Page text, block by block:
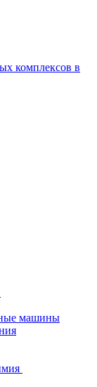
машины